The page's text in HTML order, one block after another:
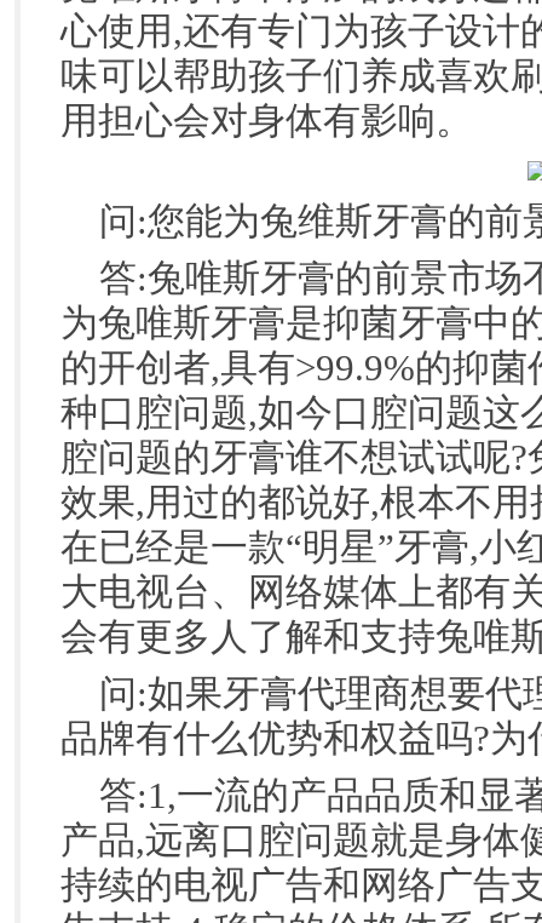
心使用,还有专门为孩子设计
味可以帮助孩子们养成喜欢
用担心会对身体有影响。
问:您能为兔维斯牙膏的前
答:兔唯斯牙膏的前景市场
为兔唯斯牙膏是抑菌牙膏中
的开创者,具有>99.9%的抑
种口腔问题,如今口腔问题这
腔问题的牙膏谁不想试试呢
效果,用过的都说好,根本不
在已经是一款“明星”牙膏,小
大电视台、网络媒体上都有
会有更多人了解和支持兔唯
问:如果牙膏代理商想要代
品牌有什么优势和权益吗?
答:1,一流的产品品质和显
产品,远离口腔问题就是身体
持续的电视广告和网络广告